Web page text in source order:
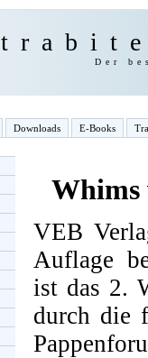
Der
Downloads E-Books
Whims
VEB
Auflage
ist das 2.
durch die